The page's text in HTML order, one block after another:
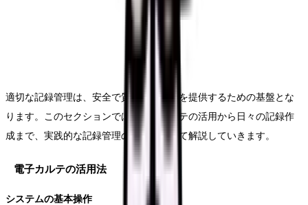
適切な記録管理は、安全で質の高い医療を提供するための基盤とな
ります。このセクションでは、電子カルテの活用から日々の記録作
成まで、実践的な記録管理の方法について解説していきます。
電子カルテの活用法
システムの基本操作